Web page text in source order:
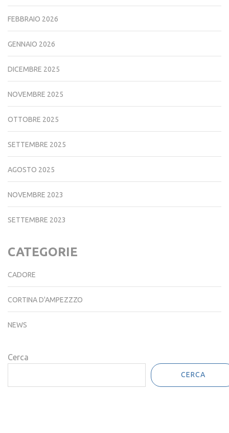
FEBBRAIO 2026
GENNAIO 2026
DICEMBRE 2025
NOVEMBRE 2025
OTTOBRE 2025
SETTEMBRE 2025
AGOSTO 2025
NOVEMBRE 2023
SETTEMBRE 2023
CATEGORIE
CADORE
CORTINA D'AMPEZZZO
NEWS
Cerca
CERCA